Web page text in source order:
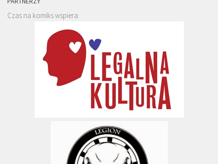
Czas na komiks wspiera: